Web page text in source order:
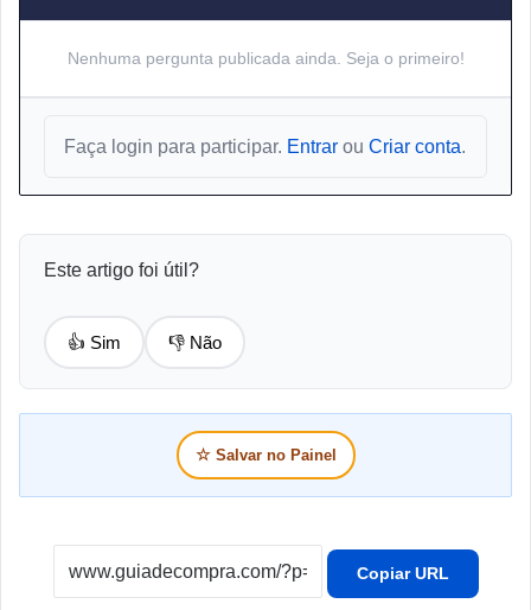
Nenhuma pergunta publicada ainda. Seja o primeiro!
Faça login para participar. Entrar ou Criar conta.
Este artigo foi útil?
👍 Sim 👎 Não
☆ Salvar no Painel
Copiar URL